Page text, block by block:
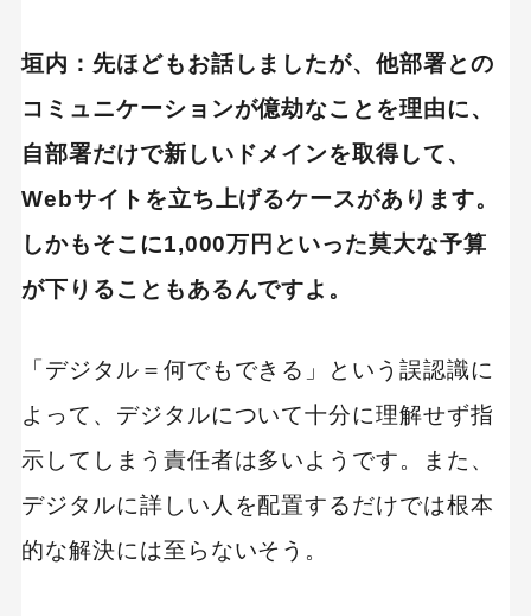
垣内：先ほどもお話しましたが、他部署との
コミュニケーションが億劫なことを理由に、
自部署だけで新しいドメインを取得して、
Webサイトを立ち上げるケースがあります。
しかもそこに1,000万円といった莫大な予算
が下りることもあるんですよ。
「デジタル＝何でもできる」という誤認識に
よって、デジタルについて十分に理解せず指
示してしまう責任者は多いようです。また、
デジタルに詳しい人を配置するだけでは根本
的な解決には至らないそう。